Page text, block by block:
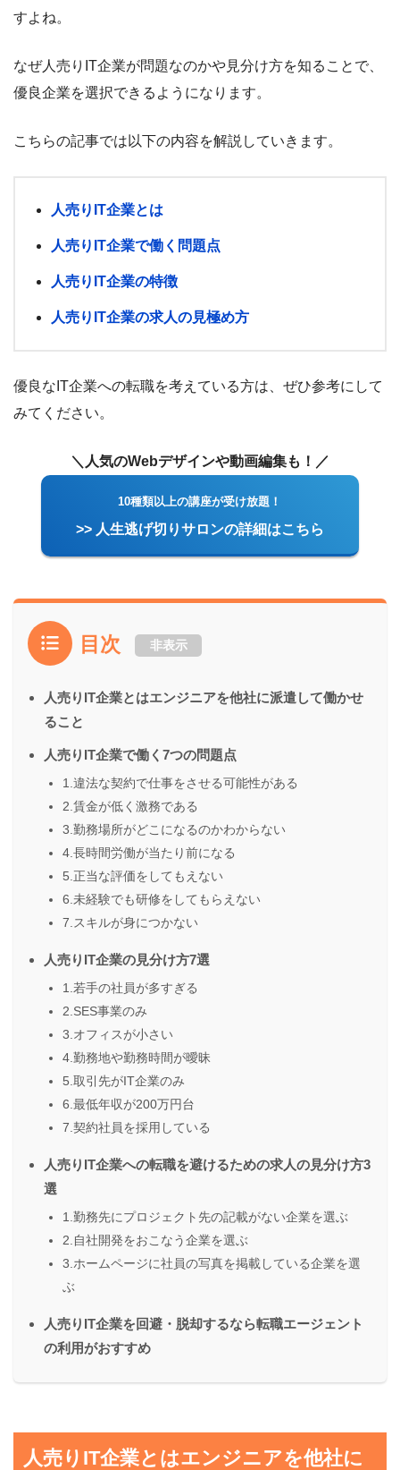
すよね。
なぜ人売りIT企業が問題なのかや見分け方を知ることで、
優良企業を選択できるようになります。
こちらの記事では以下の内容を解説していきます。
人売りIT企業とは
人売りIT企業で働く問題点
人売りIT企業の特徴
人売りIT企業の求人の見極め方
優良なIT企業への転職を考えている方は、ぜひ参考にして
みてください。
＼人気のWebデザインや動画編集も！／
10種類以上の講座が受け放題！
>> 人生逃げ切りサロンの詳細はこちら
目次 非表示
人売りIT企業とはエンジニアを他社に派遣して働かせ
ること
人売りIT企業で働く7つの問題点
1.違法な契約で仕事をさせる可能性がある
2.賃金が低く激務である
3.勤務場所がどこになるのかわからない
4.長時間労働が当たり前になる
5.正当な評価をしてもえない
6.未経験でも研修をしてもらえない
7.スキルが身につかない
人売りIT企業の見分け方7選
1.若手の社員が多すぎる
2.SES事業のみ
3.オフィスが小さい
4.勤務地や勤務時間が曖昧
5.取引先がIT企業のみ
6.最低年収が200万円台
7.契約社員を採用している
人売りIT企業への転職を避けるための求人の見分け方3
選
1.勤務先にプロジェクト先の記載がない企業を選ぶ
2.自社開発をおこなう企業を選ぶ
3.ホームページに社員の写真を掲載している企業を選
ぶ
人売りIT企業を回避・脱却するなら転職エージェント
の利用がおすすめ
人売りIT企業とはエンジニアを他社に